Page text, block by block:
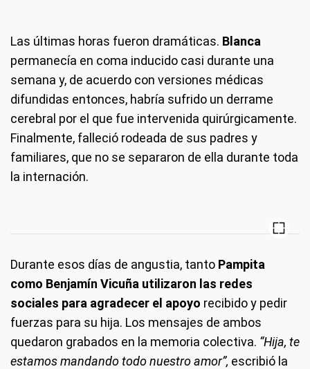
Las últimas horas fueron dramáticas. Blanca
permanecía en coma inducido casi durante una
semana y, de acuerdo con versiones médicas
difundidas entonces, habría sufrido un derrame
cerebral por el que fue intervenida quirúrgicamente.
Finalmente, falleció rodeada de sus padres y
familiares, que no se separaron de ella durante toda
la internación.
Durante esos días de angustia, tanto Pampita
como Benjamín Vicuña utilizaron las redes
sociales para agradecer el apoyo recibido y pedir
fuerzas para su hija. Los mensajes de ambos
quedaron grabados en la memoria colectiva. “Hija, te
estamos mandando todo nuestro amor”, escribió la